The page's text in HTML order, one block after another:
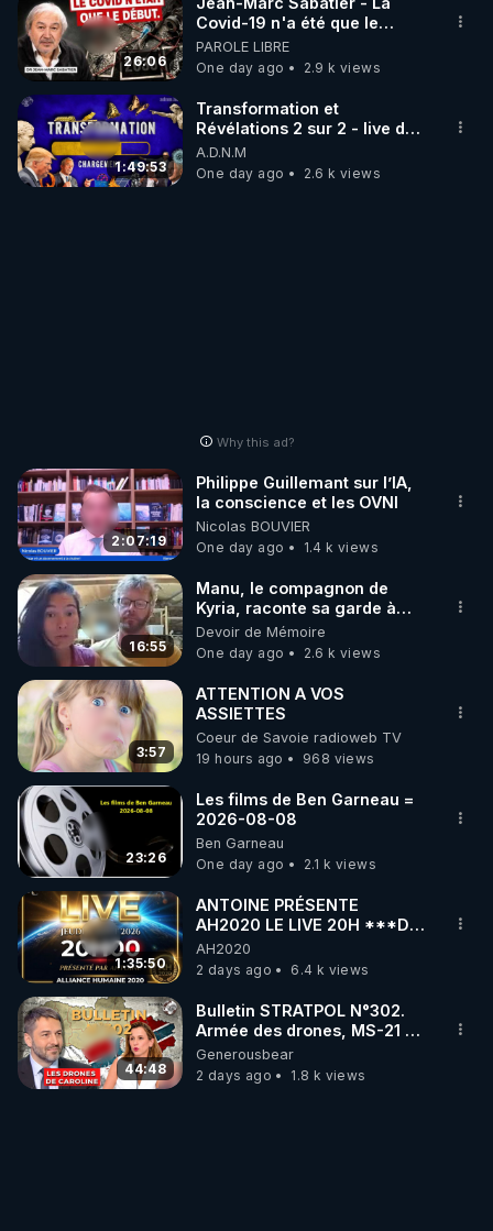
26:06
Covid-19 n'a été que le
début - L'ARNm & l'ARNm-aa
jusqu où auront-t-il ?
PAROLE LIBRE
One day ago
2.9 k views
1:49:53
Transformation et
Révélations 2 sur 2 - live du
07/08/26
A.D.N.M
One day ago
2.6 k views
Why this ad?
2:07:19
Philippe Guillemant sur l’IA,
la conscience et les OVNI
Nicolas BOUVIER
One day ago
1.4 k views
16:55
Manu, le compagnon de
Kyria, raconte sa garde à
vue musclée. PARTAGEZ!
Devoir de Mémoire
One day ago
2.6 k views
3:57
ATTENTION A VOS
ASSIETTES
Coeur de Savoie radioweb TV
19 hours ago
968 views
23:26
Les films de Ben Garneau =
2026-08-08
Ben Garneau
One day ago
2.1 k views
1:35:50
ANTOINE PRÉSENTE
AH2020 LE LIVE 20H ***DU
06/08/2026***
AH2020
2 days ago
6.4 k views
44:48
Bulletin STRATPOL N°302.
Armée des drones, MS-21 en
série, missiles coréens.
07.08.2026.
Generousbear
2 days ago
1.8 k views